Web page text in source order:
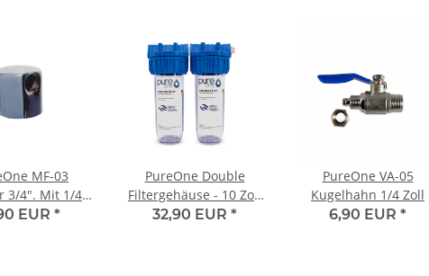
MF-03
3/4". Mit 1/4"
für
EUR *
PureOne Double
Filtergehäuse - 10 Zoll
Inkl. Doppelnippel und
32,90 EUR *
PureOne VA-05
Kugelhahn 1/4 Zoll
6,90 EUR *